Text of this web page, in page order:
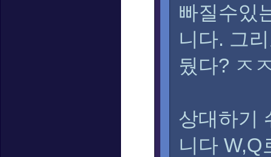
빠질수있
니다. 그
뒀다? ㅈ
상대하기
니다